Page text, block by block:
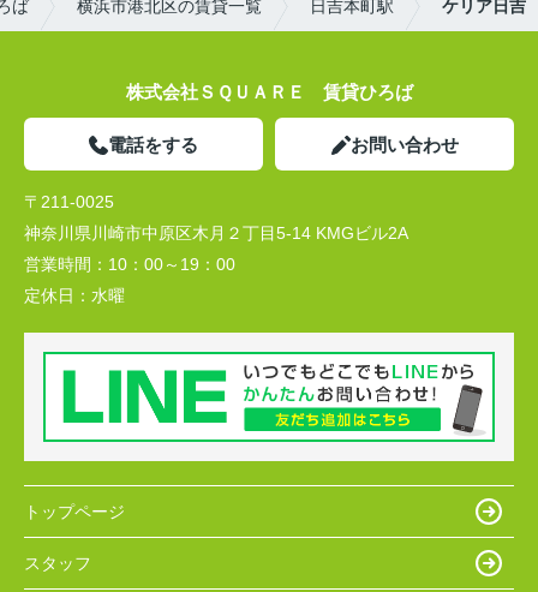
ば 横浜市港北区の賃貸一覧 日吉本町駅 ケリア日吉
株式会社ＳＱＵＡＲＥ 賃貸ひろば
電話をする お問い合わせ
〒211-0025
神奈川県川崎市中原区木月２丁目5-14 KMGビル2A
営業時間： 10：00～19：00
定休日： 水曜
トップページ
スタッフ